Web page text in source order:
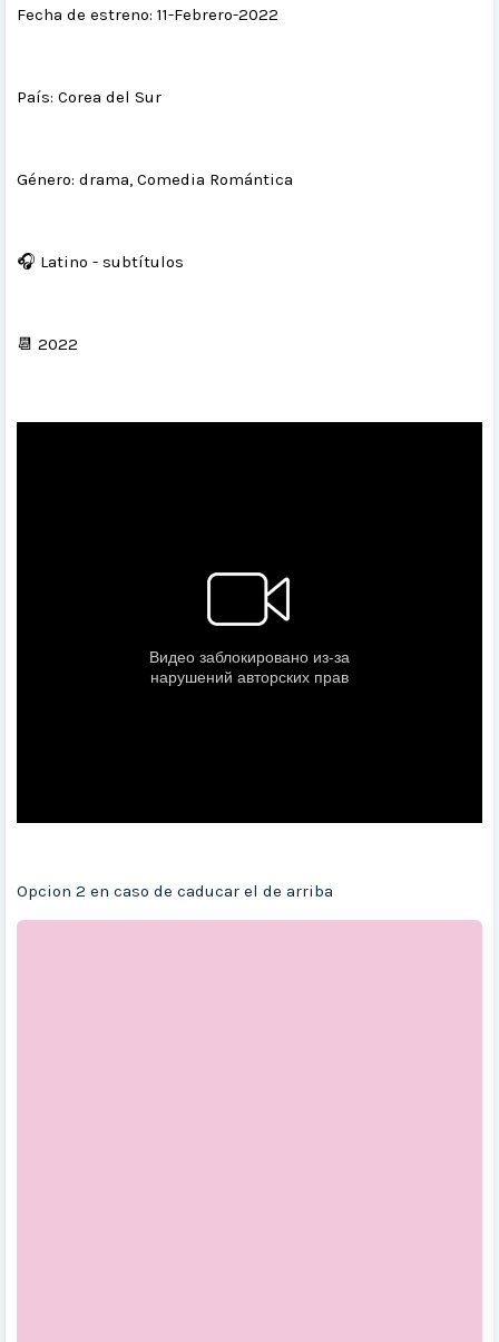
Fecha de estreno: 11-Febrero-2022
País: Corea del Sur
Género: drama, Comedia Romántica
🎧 Latino - subtítulos
📆 2022
Opcion 2 en caso de caducar el de arriba